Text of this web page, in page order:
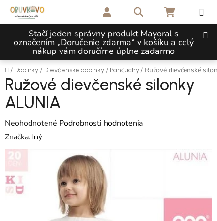
Prejsť na obsah
Stačí jeden správny produkt Mayoral s
označením „Doručenie zdarma“ v košíku a celý
nákup vám doručíme úplne zadarmo
Hľadať NÁKUPNÝ
Domov
/ Doplnky / Dievčenské doplnky / Pančuchy / Ružové dievčenské
Ružové dievčenské silonky
ALUNIA
Priemerné hodnotenie produktu je 0,0 z 5 hviezdičiek.
Neohodnotené Podrobnosti hodnotenia
Značka: Iný